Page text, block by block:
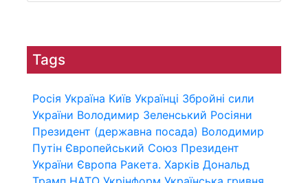
Tags
Росія Україна Київ Українці Збройні сили
України Володимир Зеленський Росіяни
Президент (державна посада) Володимир
Путін Європейський Союз Президент
України Європа Ракета. Харків Дональд